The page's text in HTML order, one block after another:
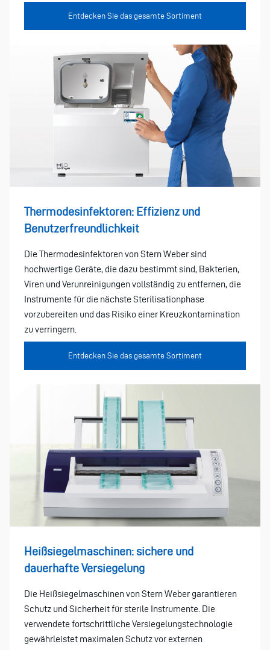
Entdecken Sie das gesamte Sortiment
Thermodesinfektoren: Effizienz und
Benutzerfreundlichkeit
Die Thermodesinfektoren von Stern Weber sind
hochwertige Geräte, die dazu bestimmt sind, Bakterien,
Viren und Verunreinigungen vollständig zu entfernen, die
Instrumente für die nächste Sterilisationphase
vorzubereiten und das Risiko einer Kreuzkontamination
zu verringern.
Entdecken Sie das gesamte Sortiment
Heißsiegelmaschinen: sichere und
dauerhafte Versiegelung
Die Heißsiegelmaschinen von Stern Weber garantieren
Schutz und Sicherheit für sterile Instrumente. Die
verwendete fortschrittliche Versiegelungstechnologie
gewährleistet maximalen Schutz vor externen